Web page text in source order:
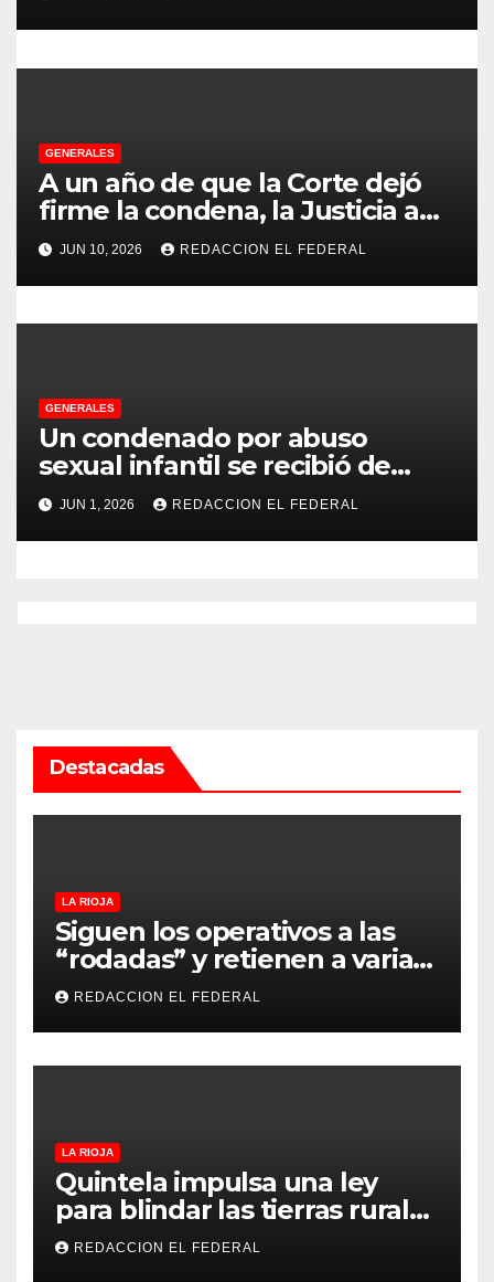
a
d
a
s
Chilecito
GENERALES
A un año de que la Corte dejó
firme la condena, la Justicia aún
no pudo decomisarle ni un peso
a CFK
JUN 10, 2026 REDACCION EL FEDERAL
GENERALES
Un condenado por abuso
sexual infantil se recibió de
psicopedagogo dentro del
Servicio Penitenciario de La
Rioja
JUN 1, 2026 REDACCION EL FEDERAL
Destacadas
LA RIOJA
Siguen los operativos a las
“rodadas” y retienen a varias
motocicletas
REDACCION EL FEDERAL
LA RIOJA
Quintela impulsa una ley
para blindar las tierras rurales
de La Rioja: cuáles son los
principales puntos
REDACCION EL FEDERAL